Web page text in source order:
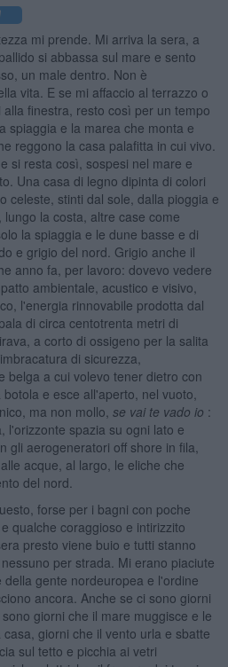
mi prende. Mi arriva la sera, a
si abbassa sul mare e sento
un male dentro. Non è
vita. E se mi affaccio al terrazzo o
finestra, resto così per un tempo
spiaggia e la marea che monta e
reggono la casa palafitta in cui vivo.
si resta così, sospesi nel mare e
Una casa di legno dipinta di colori
celeste, stinti dal sole, dalla pioggia e
la costa, altre case come
la spiaggia e le dune basse e di
e grigio del nord. Grigio anche il
anno fa, per lavoro: dovevo vedere
ambientale, acustico e visivo,
l'energia rinnovabile prodotta dal
di circa centotrenta metri di
a corto di ossigeno per la salita
di sicurezza,
belga a cui volevo tener dietro con
e esce all'aperto, nel vuoto,
ma non mollo, se vai te vado io :
l'orizzonte spazia su ogni lato e
gli aerogeneratori off shore in fila,
acque, al largo, le eliche che
del nord.
forse per i bagni con poche
qualche coraggioso e intirizzito
presto viene buio e tutti stanno
per strada. Mi erano piaciute
gente nordeuropea e l'ordine
ancora. Anche se ci sono giorni
giorni che il mare muggisce e le
giorni che il vento urla e sbatte
sul tetto e picchia ai vetri